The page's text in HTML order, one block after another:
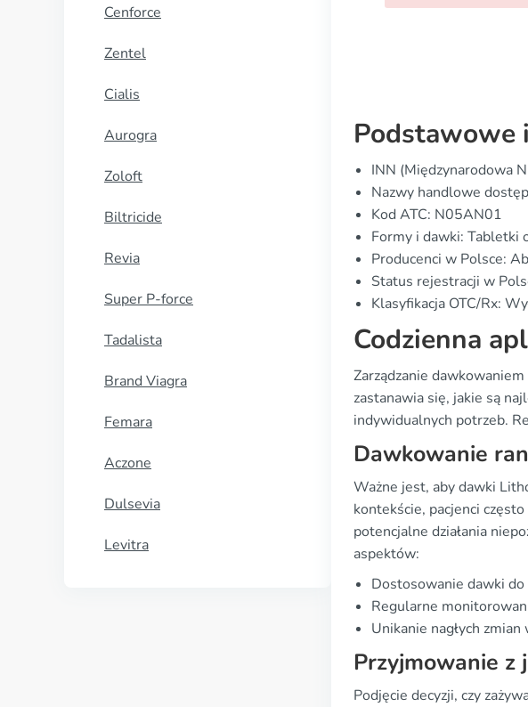
Cenforce
Zentel
Cialis
Aurogra
Zoloft
Biltricide
Revia
Super P-force
Tadalista
Brand Viagra
Femara
Aczone
Dulsevia
Levitra
Podstawowe
INN (Międzynarodowa
Nazwy handlowe
Kod ATC: N05AN01
Formy i dawki: Tabletki
Producenci w Polsce:
Status rejestracji w
Klasyfikacja OTC/Rx:
Codzienna
Zarządzanie
zastanawia się, jakie są
indywidualnych potrzeb.
Dawkowanie
Ważne jest, aby dawki
kontekście, pacjenci
potencjalne działania
aspektów:
Dostosowanie dawki
Regularne
Unikanie nagłych
Przyjmowanie z
Podjęcie decyzji, czy